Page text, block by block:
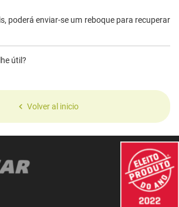
poderá enviar-se um reboque para recuperar
útil?
Volver al inicio